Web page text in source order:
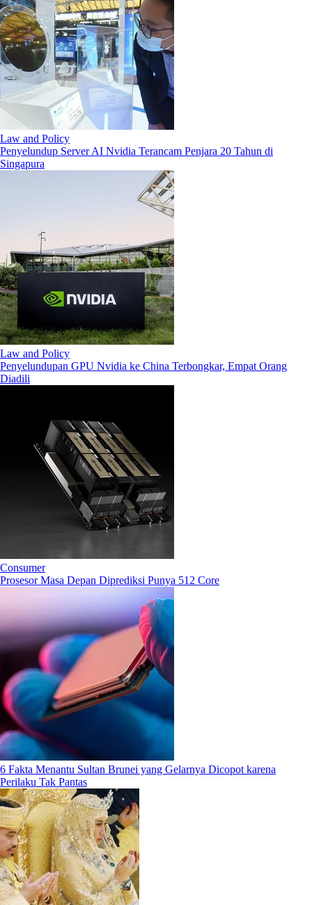
Law and Policy
Penyelundup Server AI Nvidia Terancam Penjara 20 Tahun di
Singapura
Law and Policy
Penyelundupan GPU Nvidia ke China Terbongkar, Empat Orang
Diadili
Consumer
Prosesor Masa Depan Diprediksi Punya 512 Core
6 Fakta Menantu Sultan Brunei yang Gelarnya Dicopot karena
Perilaku Tak Pantas